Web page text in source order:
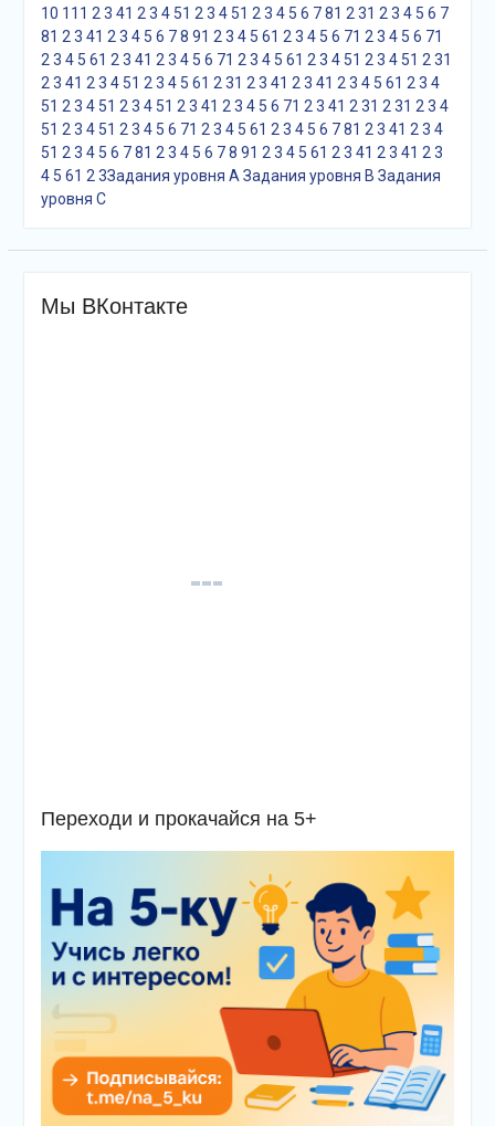
10 11 1 2 3 41 2 3 4 51 2 3 4 51 2 3 4 5 6 7 81 2 31 2 3 4 5 6 7
81 2 3 41 2 3 4 5 6 7 8 91 2 3 4 5 61 2 3 4 5 6 71 2 3 4 5 6 71
2 3 4 5 61 2 3 41 2 3 4 5 6 71 2 3 4 5 61 2 3 4 51 2 3 4 51 2 31
2 3 41 2 3 4 51 2 3 4 5 61 2 31 2 3 41 2 3 41 2 3 4 5 61 2 3 4
51 2 3 4 51 2 3 4 51 2 3 41 2 3 4 5 6 71 2 3 41 2 31 2 31 2 3 4
51 2 3 4 51 2 3 4 5 6 71 2 3 4 5 61 2 3 4 5 6 7 81 2 3 41 2 3 4
51 2 3 4 5 6 7 81 2 3 4 5 6 7 8 91 2 3 4 5 61 2 3 41 2 3 41 2 3
4 5 61 2 3Задания уровня A Задания уровня B Задания
уровня С
Мы ВКонтакте
Переходи и прокачайся на 5+